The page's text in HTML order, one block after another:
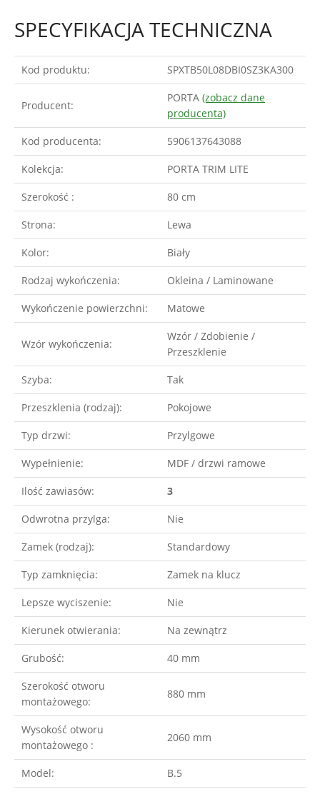
SPECYFIKACJA TECHNICZNA
Kod produktu: SPXTB50L08DBI0SZ3KA300
Producent:
PORTA (zobacz dane
producenta)
Kod producenta: 5906137643088
Kolekcja: PORTA TRIM LITE
Szerokość : 80 cm
Strona: Lewa
Kolor: Biały
Rodzaj wykończenia: Okleina / Laminowane
Wykończenie powierzchni: Matowe
Wzór wykończenia:
Wzór / Zdobienie /
Przeszklenie
Szyba: Tak
Przeszklenia (rodzaj): Pokojowe
Typ drzwi: Przylgowe
Wypełnienie: MDF / drzwi ramowe
Ilość zawiasów: 3
Odwrotna przylga: Nie
Zamek (rodzaj): Standardowy
Typ zamknięcia: Zamek na klucz
Lepsze wyciszenie: Nie
Kierunek otwierania: Na zewnątrz
Grubość: 40 mm
Szerokość otworu
montażowego:
880 mm
Wysokość otworu
montażowego :
2060 mm
Model: B.5